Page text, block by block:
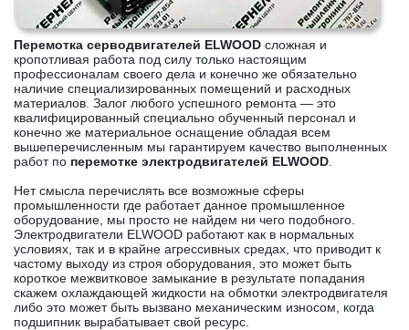
Перемотка серводвигателей ELWOOD сложная и
кропотливая работа под силу только настоящим
профессионалам своего дела и конечно же обязательно
наличие специализированных помещений и расходных
материалов. Залог любого успешного ремонта — это
квалифицированный специально обученный персонал и
конечно же материальное оснащение обладая всем
вышеперечисленным мы гарантируем качество выполненных
работ по перемотке электродвигателей ELWOOD
Нет смысла перечислять все возможные сферы
промышленности где работает данное промышленное
оборудование, мы просто не найдем ни чего подобного.
Электродвигатели ELWOOD работают как в нормальных
условиях, так и в крайне агрессивных средах, что приводит к
частому выходу из строя оборудования, это может быть
короткое межвитковое замыкание в результате попадания
скажем охлаждающей жидкости на обмотки электродвигателя
либо это может быть вызвано механическим износом, когда
подшипник вырабатывает свой ресурс.